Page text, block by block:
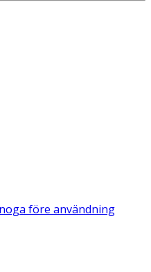
före användning